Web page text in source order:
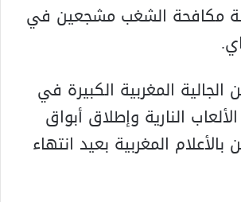
مكافحة الشغب مشجعين في
الجالية المغربية الكبيرة في
النارية وإطلاق أبواق
المغربية بعيد انتهاء